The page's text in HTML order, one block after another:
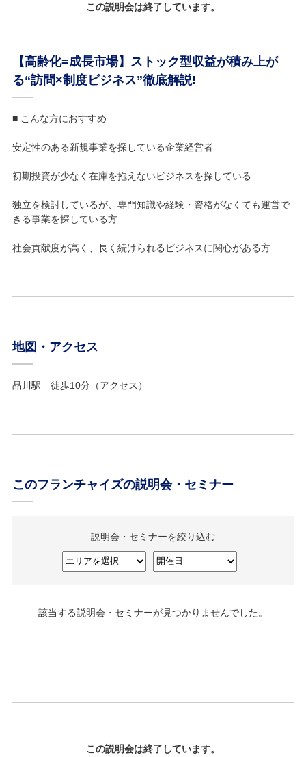
この説明会は終了しています。
【高齢化=成長市場】ストック型収益が積み上が
る“訪問×制度ビジネス”徹底解説!
■ こんな方におすすめ
安定性のある新規事業を探している企業経営者
初期投資が少なく在庫を抱えないビジネスを探している
独立を検討しているが、専門知識や経験・資格がなくても運営で
きる事業を探している方
社会貢献度が高く、長く続けられるビジネスに関心がある方
地図・アクセス
品川駅 徒歩10分（アクセス ）
このフランチャイズの説明会・セミナー
説明会・セミナーを絞り込む
該当する説明会・セミナーが見つかりませんでした。
この説明会は終了しています。